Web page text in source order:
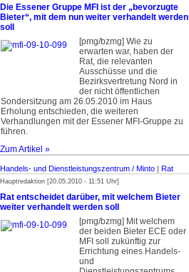
Die Essener Gruppe MFI ist der „bevorzugte
Bieter“, mit dem nun weiter verhandelt werden
soll
[pmg/bzmg] Wie zu
erwarten war, haben der
Rat, die relevanten
Ausschüsse und die
Bezirksvertretung Nord in
der nicht öffentlichen
Sondersitzung am 26.05.2010 im Haus
Erholung entschieden, die weiteren
Verhandlungen mit der Essener MFI-Gruppe zu
führen.
Zum Artikel »
Handels- und Dienstleistungszentrum / Minto | Rat
Hauptredaktion [20.05.2010 - 11:51 Uhr]
Rat entscheidet darüber, mit welchem Bieter
weiter verhandelt werden soll
[pmg/bzmg] Mit welchem
der beiden Bieter ECE oder
MFI soll zukünftig zur
Errichtung eines Handels-
und